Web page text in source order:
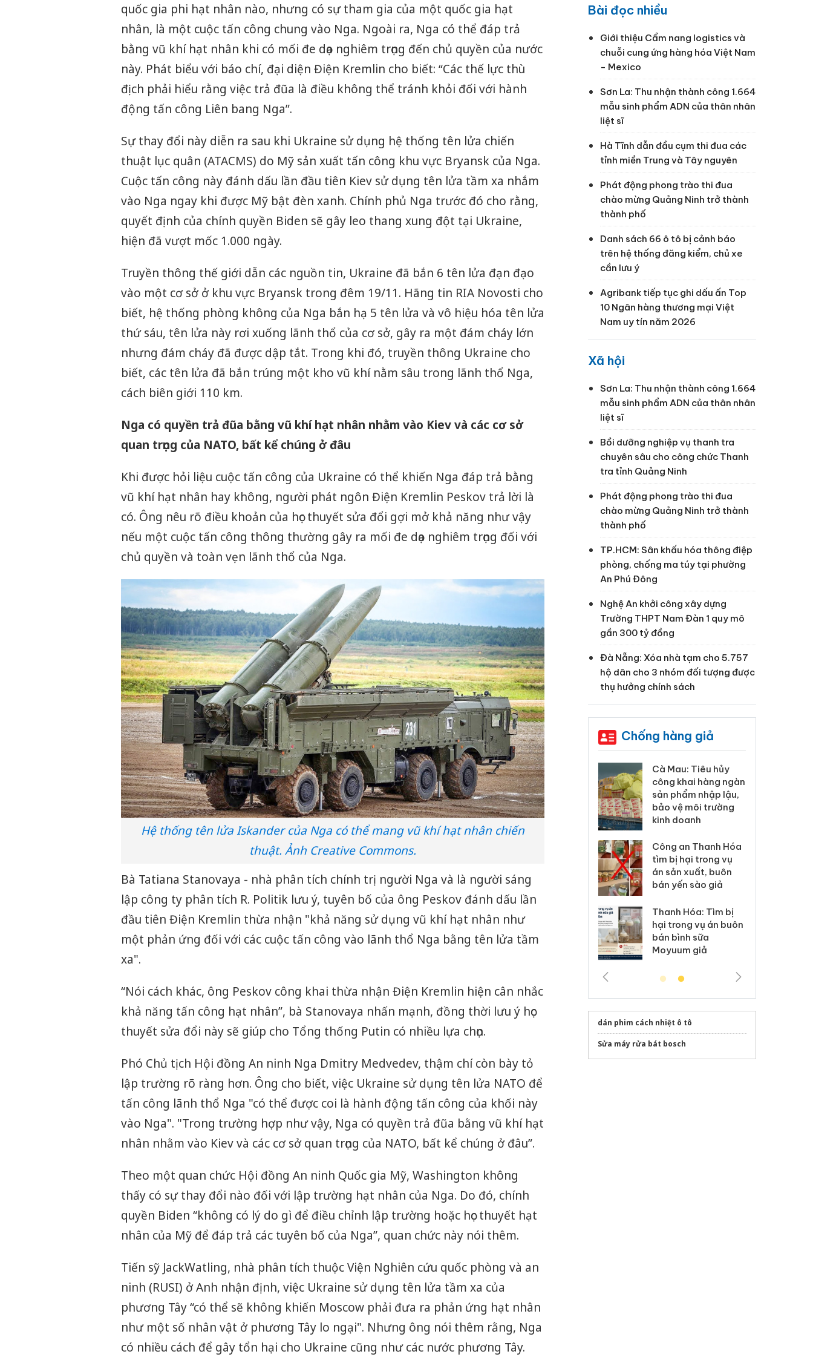
quốc gia phi hạt nhân nào, nhưng có sự tham gia của một quốc gia hạt
nhân, là một cuộc tấn công chung vào Nga. Ngoài ra, Nga có thể đáp trả
bằng vũ khí hạt nhân khi có mối đe dọa nghiêm trọng đến chủ quyền của nước
này. Phát biểu với báo chí, đại diện Điện Kremlin cho biết: “Các thế lực thù
địch phải hiểu rằng việc trả đũa là điều không thể tránh khỏi đối với hành
động tấn công Liên bang Nga”.
Sự thay đổi này diễn ra sau khi Ukraine sử dụng hệ thống tên lửa chiến
thuật lục quân (ATACMS) do Mỹ sản xuất tấn công khu vực Bryansk của Nga.
Cuộc tấn công này đánh dấu lần đầu tiên Kiev sử dụng tên lửa tầm xa nhắm
vào Nga ngay khi được Mỹ bật đèn xanh. Chính phủ Nga trước đó cho rằng,
quyết định của chính quyền Biden sẽ gây leo thang xung đột tại Ukraine,
hiện đã vượt mốc 1.000 ngày.
Truyền thông thế giới dẫn các nguồn tin, Ukraine đã bắn 6 tên lửa đạn đạo
vào một cơ sở ở khu vực Bryansk trong đêm 19/11. Hãng tin RIA Novosti cho
biết, hệ thống phòng không của Nga bắn hạ 5 tên lửa và vô hiệu hóa tên lửa
thứ sáu, tên lửa này rơi xuống lãnh thổ của cơ sở, gây ra một đám cháy lớn
nhưng đám cháy đã được dập tắt. Trong khi đó, truyền thông Ukraine cho
biết, các tên lửa đã bắn trúng một kho vũ khí nằm sâu trong lãnh thổ Nga,
cách biên giới 110 km.
Nga có quyền trả đũa bằng vũ khí hạt nhân nhằm vào Kiev và các cơ sở
quan trọng của NATO, bất kể chúng ở đâu
Khi được hỏi liệu cuộc tấn công của Ukraine có thể khiến Nga đáp trả bằng
vũ khí hạt nhân hay không, người phát ngôn Điện Kremlin Peskov trả lời là
có. Ông nêu rõ điều khoản của học thuyết sửa đổi gợi mở khả năng như vậy
nếu một cuộc tấn công thông thường gây ra mối đe dọa nghiêm trọng đối với
chủ quyền và toàn vẹn lãnh thổ của Nga.
Hệ thống tên lửa Iskander của Nga có thể mang vũ khí hạt nhân chiến
thuật. Ảnh Creative Commons.
Bà Tatiana Stanovaya - nhà phân tích chính trị người Nga và là người sáng
lập công ty phân tích R. Politik lưu ý, tuyên bố của ông Peskov đánh dấu lần
đầu tiên Điện Kremlin thừa nhận "khả năng sử dụng vũ khí hạt nhân như
một phản ứng đối với các cuộc tấn công vào lãnh thổ Nga bằng tên lửa tầm
xa".
“Nói cách khác, ông Peskov công khai thừa nhận Điện Kremlin hiện cân nhắc
khả năng tấn công hạt nhân”, bà Stanovaya nhấn mạnh, đồng thời lưu ý học
thuyết sửa đổi này sẽ giúp cho Tổng thống Putin có nhiều lựa chọn.
Phó Chủ tịch Hội đồng An ninh Nga Dmitry Medvedev, thậm chí còn bày tỏ
lập trường rõ ràng hơn. Ông cho biết, việc Ukraine sử dụng tên lửa NATO để
tấn công lãnh thổ Nga "có thể được coi là hành động tấn công của khối này
vào Nga". "Trong trường hợp như vậy, Nga có quyền trả đũa bằng vũ khí hạt
nhân nhằm vào Kiev và các cơ sở quan trọng của NATO, bất kể chúng ở đâu”.
Theo một quan chức Hội đồng An ninh Quốc gia Mỹ, Washington không
thấy có sự thay đổi nào đối với lập trường hạt nhân của Nga. Do đó, chính
quyền Biden “không có lý do gì để điều chỉnh lập trường hoặc học thuyết hạt
nhân của Mỹ để đáp trả các tuyên bố của Nga”, quan chức này nói thêm.
Tiến sỹ JackWatling, nhà phân tích thuộc Viện Nghiên cứu quốc phòng và an
ninh (RUSI) ở Anh nhận định, việc Ukraine sử dụng tên lửa tầm xa của
phương Tây “có thể sẽ không khiến Moscow phải đưa ra phản ứng hạt nhân
như một số nhân vật ở phương Tây lo ngại". Nhưng ông nói thêm rằng, Nga
có nhiều cách để gây tổn hại cho Ukraine cũng như các nước phương Tây.
Bài đọc nhiều
Giới thiệu Cẩm nang logistics và
chuỗi cung ứng hàng hóa Việt Nam
- Mexico
Sơn La: Thu nhận thành công 1.664
mẫu sinh phẩm ADN của thân nhân
liệt sĩ
Hà Tĩnh dẫn đầu cụm thi đua các
tỉnh miền Trung và Tây nguyên
Phát động phong trào thi đua
chào mừng Quảng Ninh trở thành
thành phố
Danh sách 66 ô tô bị cảnh báo
trên hệ thống đăng kiểm, chủ xe
cần lưu ý
Agribank tiếp tục ghi dấu ấn Top
10 Ngân hàng thương mại Việt
Nam uy tín năm 2026
Xã hội
Sơn La: Thu nhận thành công 1.664
mẫu sinh phẩm ADN của thân nhân
liệt sĩ
Bồi dưỡng nghiệp vụ thanh tra
chuyên sâu cho công chức Thanh
tra tỉnh Quảng Ninh
Phát động phong trào thi đua
chào mừng Quảng Ninh trở thành
thành phố
TP.HCM: Sân khấu hóa thông điệp
phòng, chống ma túy tại phường
An Phú Đông
Nghệ An khởi công xây dựng
Trường THPT Nam Đàn 1 quy mô
gần 300 tỷ đồng
Đà Nẵng: Xóa nhà tạm cho 5.757
hộ dân cho 3 nhóm đối tượng được
thụ hưởng chính sách
Chống hàng giả
Cà Mau: Tiêu hủy
công khai hàng ngàn
sản phẩm nhập lậu,
bảo vệ môi trường
kinh doanh
án sản xuất, buôn
bán yến sào giả
Thanh Hóa: Tìm bị
hại trong vụ án buôn
bán bình sữa
Khẩn trương xác
minh, xử lý sản phẩm
Slimaura Care x3 sử
dụng giấy phép giả
mạo
Lào Cai xử lý 83 vụ vi
phạm thương mại
trong tháng 7
Hưng Yên: Xử lý 6 hộ
kinh doanh bán hàng
giả mạo nhãn hiệu
Adidas, Nike
dán phim cách nhiệt ô tô
Sửa máy rửa bát bosch